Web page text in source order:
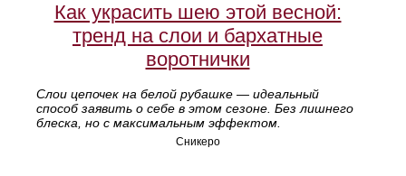
Как украсить шею этой весной:
тренд на слои и бархатные
воротнички
Слои цепочек на белой рубашке — идеальный
способ заявить о себе в этом сезоне. Без лишнего
блеска, но с максимальным эффектом.
Сникеро